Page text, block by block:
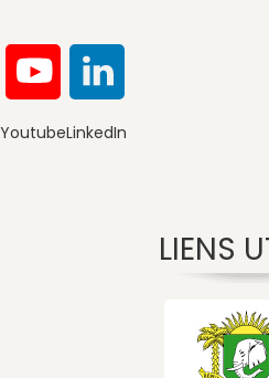
YoutubeLinkedIn
LIENS